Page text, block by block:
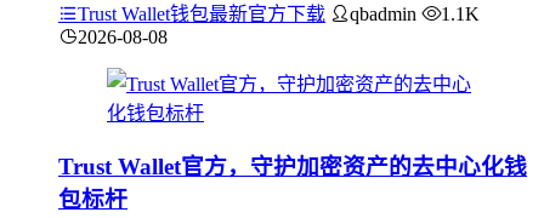
Trust Wallet钱包最新官方下载 qbadmin
1.1K
2026-08-08
Trust Wallet官方，守护加密资产的去中心化钱
包标杆